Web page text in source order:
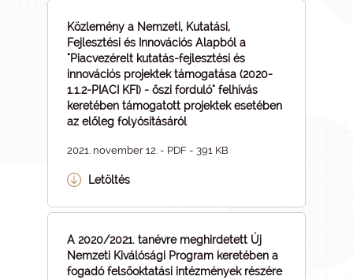
Közlemény a Nemzeti, Kutatási,
Fejlesztési és Innovációs Alapból a
"Piacvezérelt kutatás-fejlesztési és
innovációs projektek támogatása (2020-
1.1.2-PIACI KFI) - őszi forduló" felhívás
keretében támogatott projektek esetében
az előleg folyósításáról
2021. november 12. - PDF - 391 KB
Letöltés
A 2020/2021. tanévre meghirdetett Új
Nemzeti Kiválósági Program keretében a
fogadó felsőoktatási intézmények részére